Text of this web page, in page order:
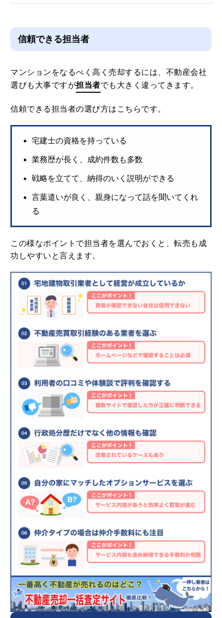
信頼できる担当者
マンションをなるべく高く売却するには、不動産会社
選びも大事ですが担当者でも大きく違ってきます。
信頼できる担当者の選び方はこちらです。
宅建士の資格を持っている
業務歴が長く、成約件数も多数
戦略を立てて、納得のいく説明ができる
言葉遣いが良く、親身になって話を聞いてくれ
る
この様なポイントで担当者を選んでおくと、転売も成
功しやすいと言えます。